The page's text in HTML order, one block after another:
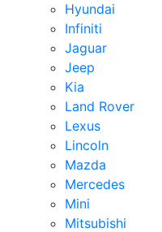
Hyundai
Infiniti
Jaguar
Jeep
Kia
Land Rover
Lexus
Lincoln
Mazda
Mercedes
Mini
Mitsubishi